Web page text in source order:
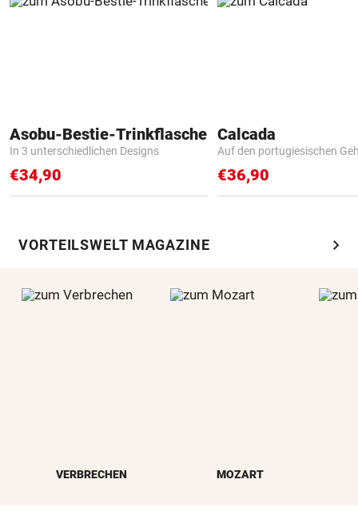
Asobu-Bestie-Trinkflasche
In 3 unterschiedlichen Designs
€34,90
Calcada
Auf den portugiesischen
€36,90
VORTEILSWELT MAGAZINE chevron_right
VERBRECHEN MOZART